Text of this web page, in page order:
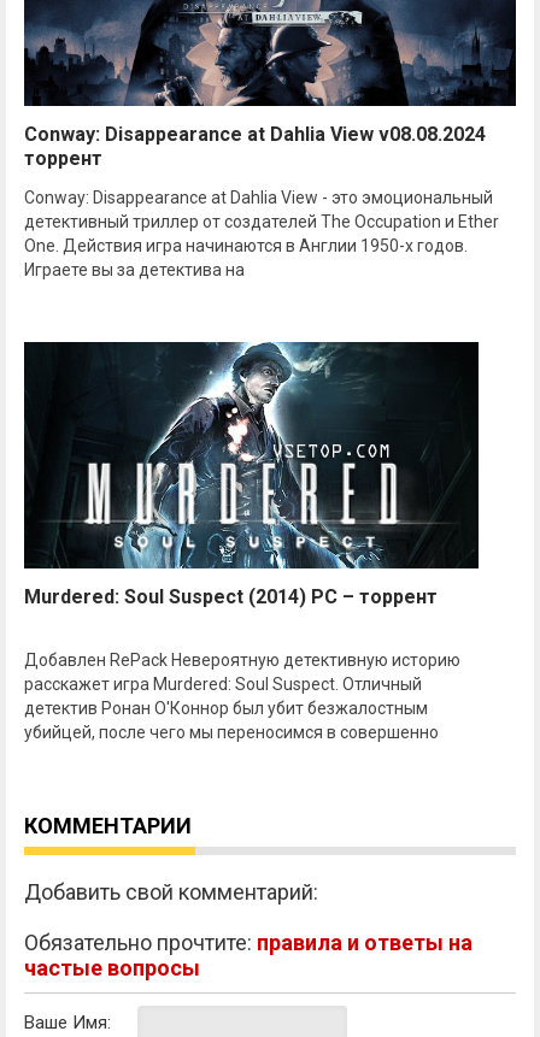
Conway: Disappearance at Dahlia View v08.08.2024
торрент
Conway: Disappearance at Dahlia View - это эмоциональный
детективный триллер от создателей The Occupation и Ether
One. Действия игра начинаются в Англии 1950-х годов.
Играете вы за детектива на
Murdered: Soul Suspect (2014) PC – торрент
Добавлен RePack Невероятную детективную историю
расскажет игра Murdered: Soul Suspect. Отличный
детектив Ронан О'Коннор был убит безжалостным
убийцей, после чего мы переносимся в совершенно
КОММЕНТАРИИ
Добавить свой комментарий:
Обязательно прочтите: правила и ответы на
частые вопросы
Ваше Имя: